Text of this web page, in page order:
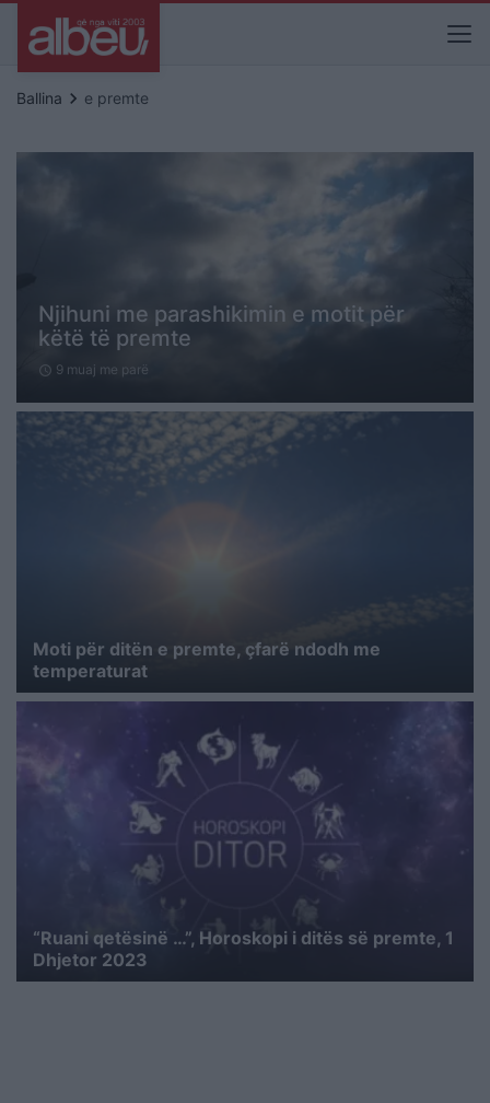
Ballina keyboard_arrow_right e premte
Njihuni me parashikimin e motit për
këtë të premte
schedule 9 muaj me parë
Moti për ditën e premte, çfarë ndodh me
temperaturat
“Ruani qetësinë …”, Horoskopi i ditës së premte, 1
Dhjetor 2023